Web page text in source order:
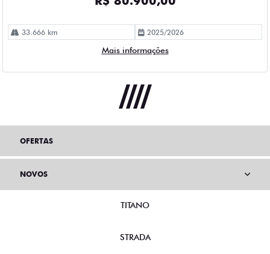
33.666 km 2025/2026
Mais informações
OFERTAS
NOVOS
TITANO
STRADA